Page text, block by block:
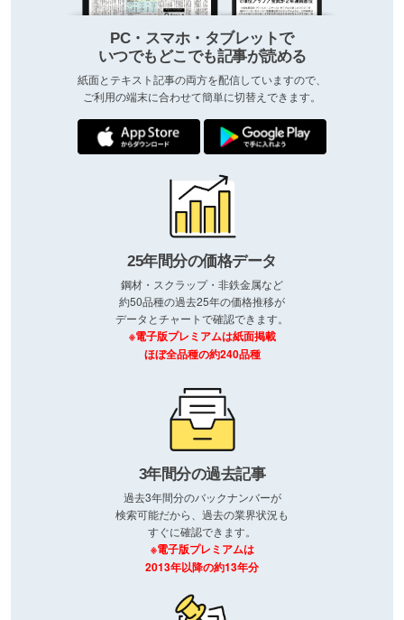
PC・スマホ・タブレットで
いつでもどこでも記事が読める
紙面とテキスト記事の両方を配信していますので、
ご利用の端末に合わせて簡単に切替えできます。
25年間分の価格データ
鋼材・スクラップ・非鉄金属など
約50品種の過去25年の価格推移が
データとチャートで確認できます。
※電子版プレミアムは紙面掲載
ほぼ全品種の約240品種
3年間分の過去記事
過去3年間分のバックナンバーが
検索可能だから、過去の業界状況も
すぐに確認できます。
※電子版プレミアムは
2013年以降の約13年分